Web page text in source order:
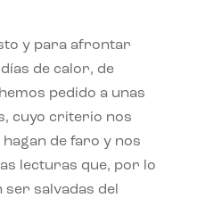
y para afrontar
de calor, de
pedido a unas
cuyo criterio nos
de faro y nos
lecturas que, por lo
ser salvadas del